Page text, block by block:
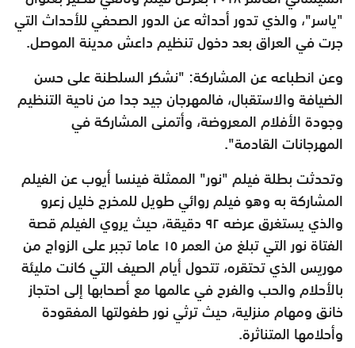
"ياسر"، والذي تدور أحداثه عن الدور الصحفي للأحداث التي
جرت في العراق بعد دخول تنظيم داعش مدينة الموصل.
وعن انطباعه عن المشاركة: "نشكر السلطنة على حسن
الضيافة والاستقبال، فالمهرجان جيد جدا من ناحية التنظيم
وجودة الأفلام المعروضة، وأتمنى المشاركة في
المهرجانات القادمة".
وتحدثت بطلة فيلم "نور" الممثلة فينسا أيوب عن الفيلم
المشاركة به وهو فيلم روائي طويل للمخرج خليل زعرو
والذي يستغرق عرضه ٩٢ دقيقة، حيث يروي الفيلم قصة
الفتاة نور التي تبلغ من العمر ١٥ عاما تجبر على الزواج من
موريس الذي تحتقره، تتحول أيام الصيف التي كانت مليئة
بالأحلام والحب والفرح في عالمها مع أصحابها إلى احتجاز
خانق ومهام منزلية، حيث ترثي نور طفولتها المفقودة
وأحلامها المتناثرة.